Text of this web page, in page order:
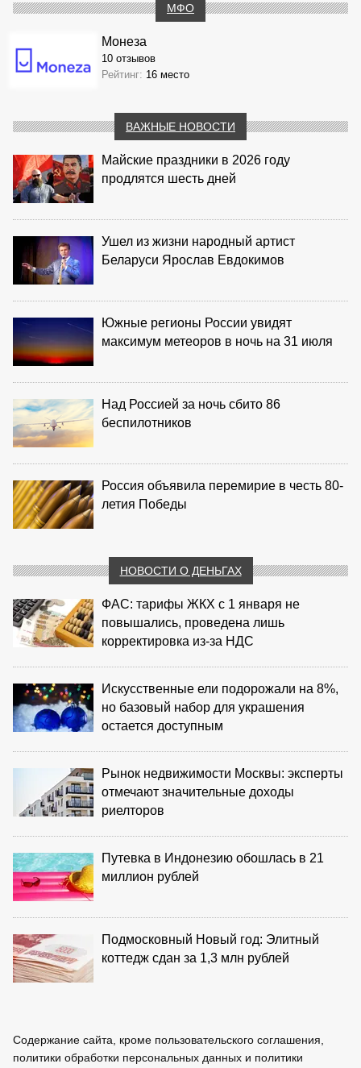
МФО
Монеза
10 отзывов
Рейтинг: 16 место
ВАЖНЫЕ НОВОСТИ
Майские праздники в 2026 году
продлятся шесть дней
Ушел из жизни народный артист
Беларуси Ярослав Евдокимов
Южные регионы России увидят
максимум метеоров в ночь на 31 июля
Над Россией за ночь сбито 86
беспилотников
Россия объявила перемирие в честь 80-
летия Победы
НОВОСТИ О ДЕНЬГАХ
ФАС: тарифы ЖКХ с 1 января не
повышались, проведена лишь
корректировка из‑за НДС
Искусственные ели подорожали на 8%,
но базовый набор для украшения
остается доступным
Рынок недвижимости Москвы: эксперты
отмечают значительные доходы
риелторов
Путевка в Индонезию обошлась в 21
миллион рублей
Подмосковный Новый год: Элитный
коттедж сдан за 1,3 млн рублей
Содержание сайта, кроме пользовательского соглашения,
политики обработки персональных данных и политики